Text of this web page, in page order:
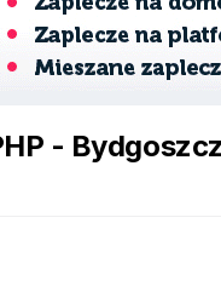
- Bydgoszcz